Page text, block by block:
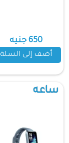
650 جنيه
أضف إلى السلة
ساعه